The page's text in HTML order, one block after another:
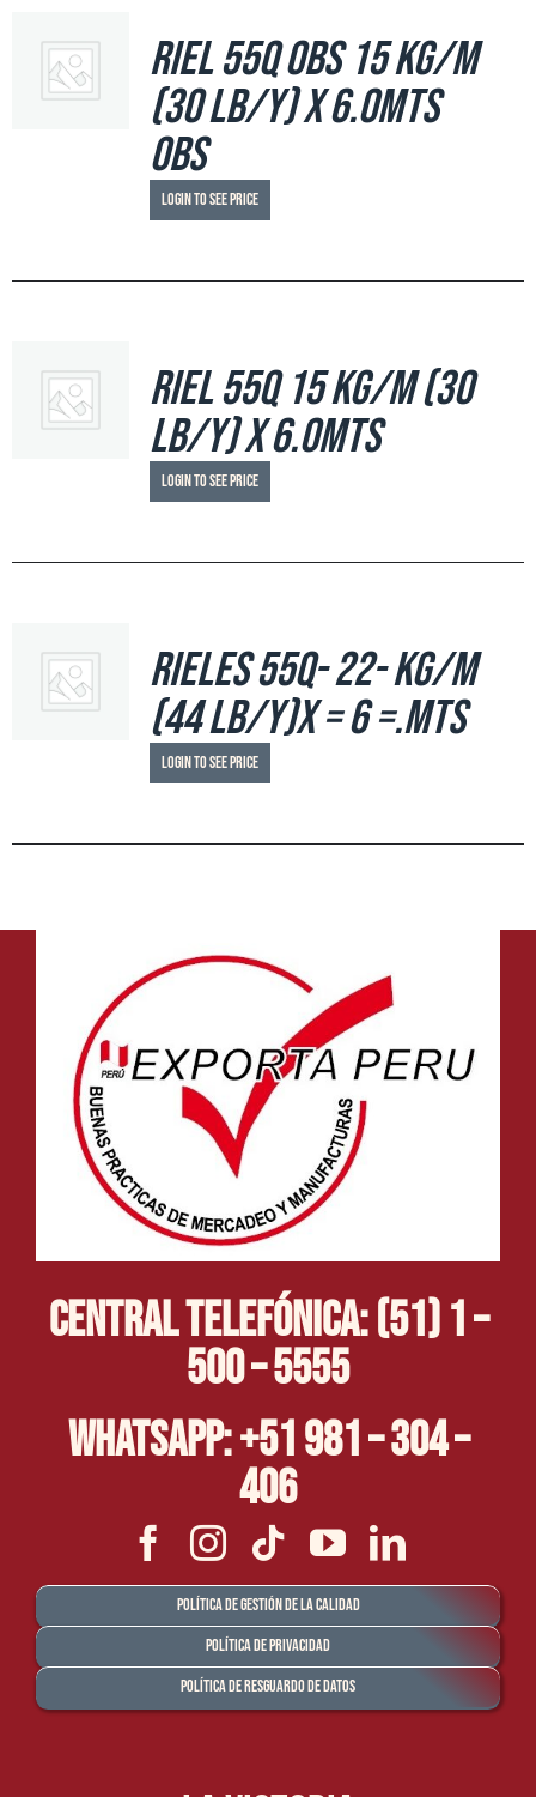
Riel 55Q OBS 15 Kg/m
(30 Lb/y) x 6.0mts
OBS
Login to see price
Riel 55Q 15 Kg/m (30
Lb/y) x 6.0mts
Login to see price
RIELES 55Q- 22- KG/M
(44 Lb/y)X = 6 =.mts
Login to see price
Central Telefónica: (51) 1 –
500 – 5555
Whatsapp: +51 981 – 304 –
406
Política de Gestión de la Calidad
Política de Privacidad
Política de Resguardo de Datos